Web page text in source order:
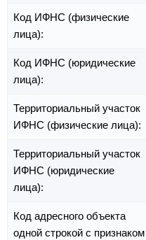
Код ИФНС (физические
лица):
Код ИФНС (юридические
лица):
Территориальный участок
ИФНС (физические лица):
Территориальный участок
ИФНС (юридические
лица):
Код адресного объекта
одной строкой с признаком